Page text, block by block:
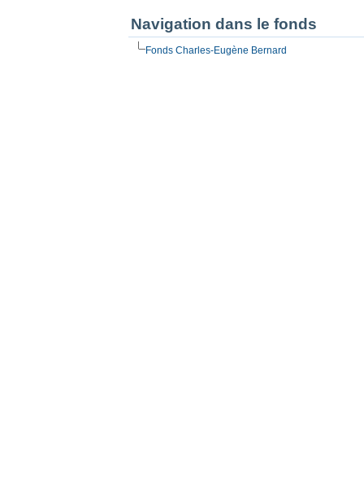
Navigation dans le fonds
Fonds Charles-Eugène Bernard